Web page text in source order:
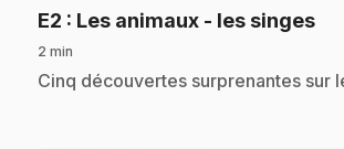
E2 : Les animaux - les singes.
2 min
.Cinq découvertes surprenantes sur